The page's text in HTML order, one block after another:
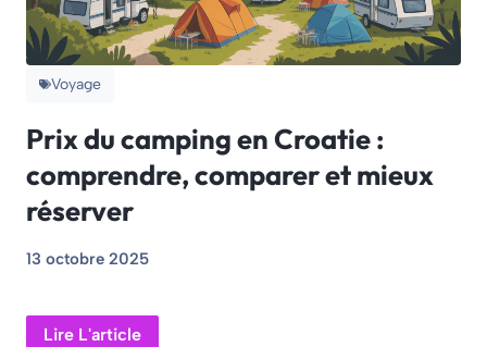
Voyage
Prix du camping en Croatie :
comprendre, comparer et mieux
réserver
13 octobre 2025
Lire L'article